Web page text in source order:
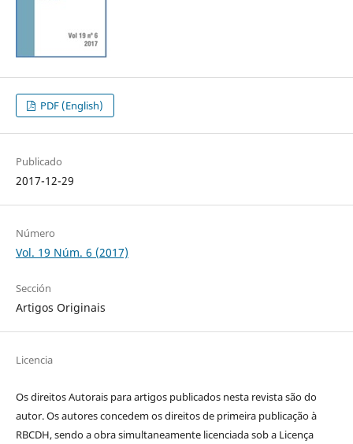
PDF (English)
Publicado
2017-12-29
Número
Vol. 19 Núm. 6 (2017)
Sección
Artigos Originais
Licencia
Os direitos Autorais para artigos publicados nesta revista são do
autor. Os autores concedem os direitos de primeira publicação à
RBCDH, sendo a obra simultaneamente licenciada sob a Licença